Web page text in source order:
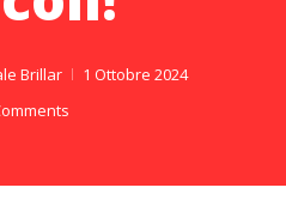
Brillar
1 Ottobre 2024